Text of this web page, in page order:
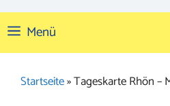
Menü
Startseite»Tageskarte Rhön –